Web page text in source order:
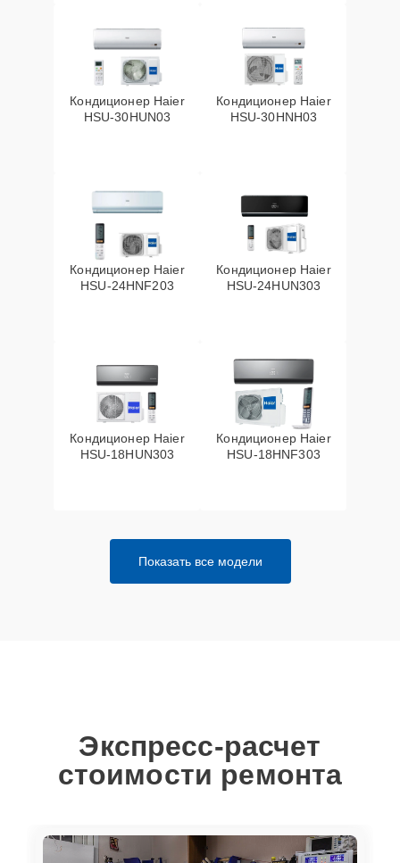
Кондиционер Haier
HSU-30HUN03
Кондиционер Haier
HSU-30HNH03
Кондиционер Haier
HSU-24HNF203
Кондиционер Haier
HSU-24HUN303
Кондиционер Haier
HSU-18HUN303
Кондиционер Haier
HSU-18HNF303
Показать все модели
Экспресс-расчет
стоимости ремонта